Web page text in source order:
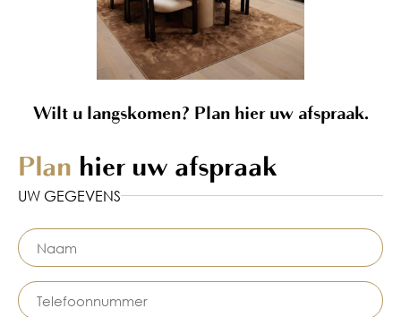
Wilt u langskomen? Plan hier uw afspraak.
Plan hier uw afspraak
UW GEGEVENS